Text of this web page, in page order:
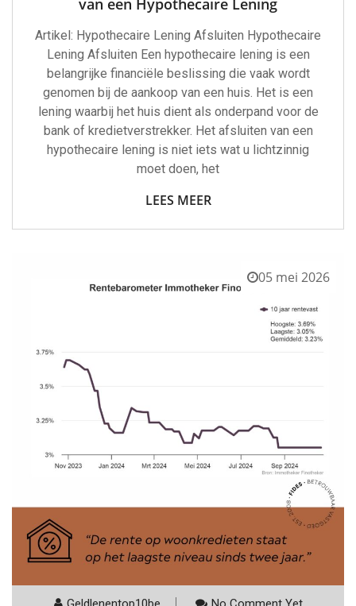
van een Hypothecaire Lening
Artikel: Hypothecaire Lening Afsluiten Hypothecaire
Lening Afsluiten Een hypothecaire lening is een
belangrijke financiële beslissing die vaak wordt
genomen bij de aankoop van een huis. Het is een
lening waarbij het huis dient als onderpand voor de
bank of kredietverstrekker. Het afsluiten van een
hypothecaire lening is niet iets wat u lichtzinnig
moet doen, het
LEES MEER
05 mei 2026